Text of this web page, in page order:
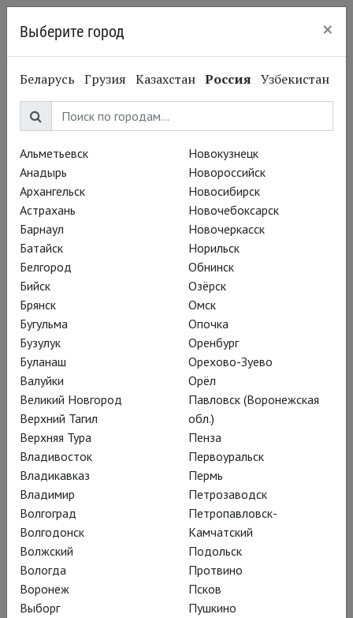
Вадим Рутковский
Зимняя антисказка
В кинотеатрах – новая «Тоска»:
оперный хит Джакомо Пуччини в
броской постановке Мартина Кушея
на сцене венского Theater an der
Wien
Премьера января 2022-го
Выберите город ×
Беларусь Грузия Казахстан Россия Узбекистан
Альметьевск
Анадырь
Архангельск
Астрахань
Барнаул
Батайск
Белгород
Бийск
Брянск
Бугульма
Бузулук
Буланаш
Валуйки
Великий Новгород
Верхний Тагил
Верхняя Тура
Владивосток
Владикавказ
Владимир
Волгоград
Волгодонск
Волжский
Вологда
Воронеж
Выборг
Новокузнецк
Новороссийск
Новосибирск
Новочебоксарск
Новочеркасск
Норильск
Обнинск
Озёрск
Омск
Опочка
Оренбург
Орехово-Зуево
Орёл
Павловск (Воронежская
обл.)
Пенза
Первоуральск
Пермь
Петрозаводск
Петропавловск-
Камчатский
Подольск
Протвино
Псков
Пушкино